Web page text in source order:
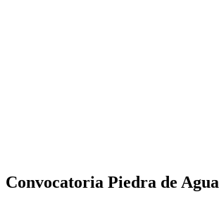
Convocatoria Piedra de Agua